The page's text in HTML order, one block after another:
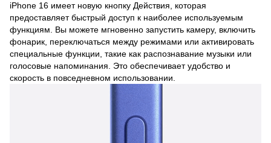
iPhone 16 имеет новую кнопку Действия, которая
предоставляет быстрый доступ к наиболее используемым
функциям. Вы можете мгновенно запустить камеру, включить
фонарик, переключаться между режимами или активировать
специальные функции, такие как распознавание музыки или
голосовые напоминания. Это обеспечивает удобство и
скорость в повседневном использовании.